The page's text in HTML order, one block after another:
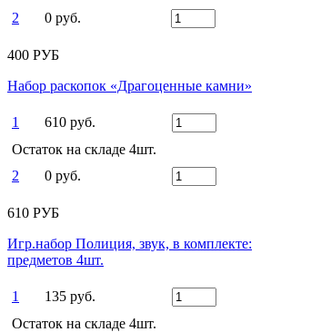
2
0 руб.
400 РУБ
Набор раскопок «Драгоценные камни»
1
610 руб.
Остаток на складе 4шт.
2
0 руб.
610 РУБ
Игр.набор Полиция, звук, в комплекте:
предметов 4шт.
1
135 руб.
Остаток на складе 4шт.